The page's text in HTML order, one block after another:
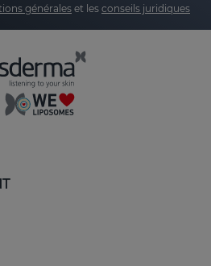
générales et les conseils juridiques